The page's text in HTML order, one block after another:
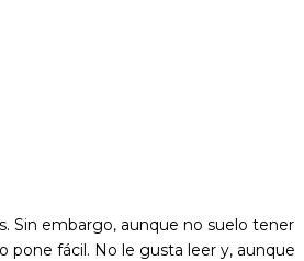
Sin embargo, aunque no suelo tener
pone fácil. No le gusta leer y, aunque